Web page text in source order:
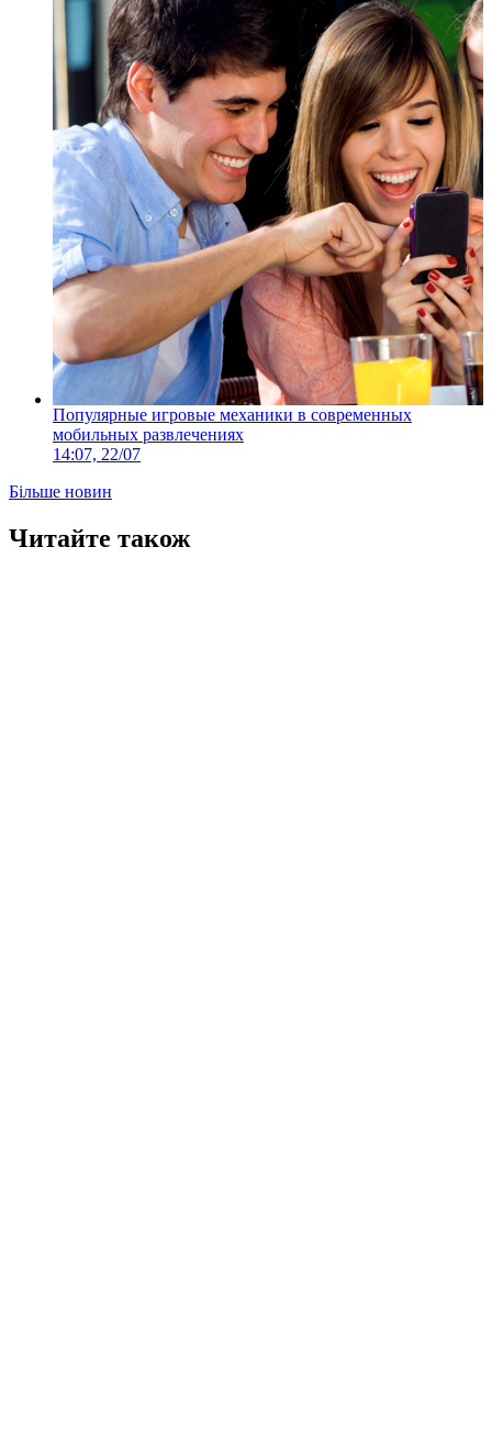
Популярные игровые механики в современных
мобильных развлечениях
14:07, 22/07
Більше новин
Читайте також